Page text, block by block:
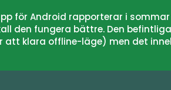
för Android rapporterar i
den fungera bättre. Den
att klara offline-läge) men det